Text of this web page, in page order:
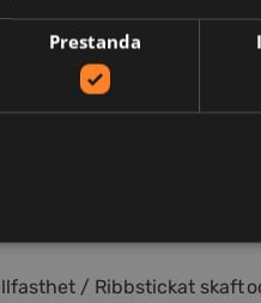
/ Ribbstickat skaft
Prestanda